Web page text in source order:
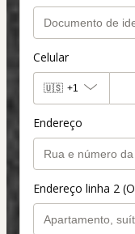
Celular
🇺🇸 +1
Endereço
Endereço linha 2